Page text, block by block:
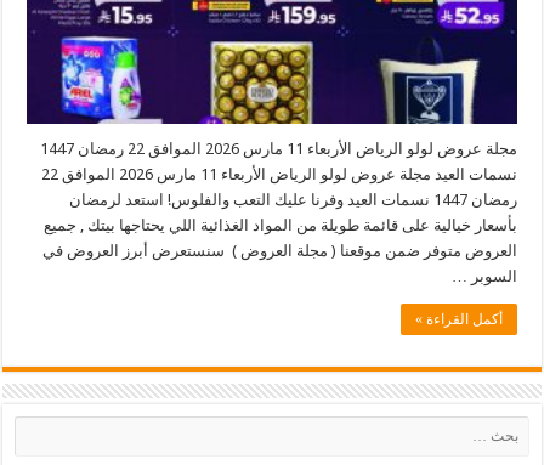
مجلة عروض لولو الرياض الأربعاء 11 مارس 2026 الموافق 22 رمضان 1447
نسمات العيد مجلة عروض لولو الرياض الأربعاء 11 مارس 2026 الموافق 22
رمضان 1447 نسمات العيد وفرنا عليك التعب والفلوس! استعد لرمضان
بأسعار خيالية على قائمة طويلة من المواد الغذائية اللي يحتاجها بيتك , جميع
العروض متوفر ضمن موقعنا ( مجلة العروض ) سنستعرض أبرز العروض في
السوبر …
أكمل القراءة »